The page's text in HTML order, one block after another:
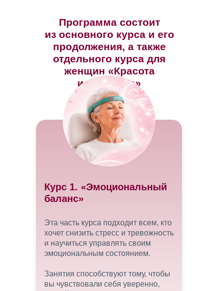
Программа состоит
из основного курса и его
продолжения, а также
отдельного курса для
женщин «Красота
и здоровье»
Эта часть курса подходит всем, кто
хочет снизить стресс и тревожность
и научиться управлять своим
эмоциональным состоянием.
Занятия способствуют тому, чтобы
вы чувствовали себя уверенно,
Курс 1. «Эмоциональный
баланс»